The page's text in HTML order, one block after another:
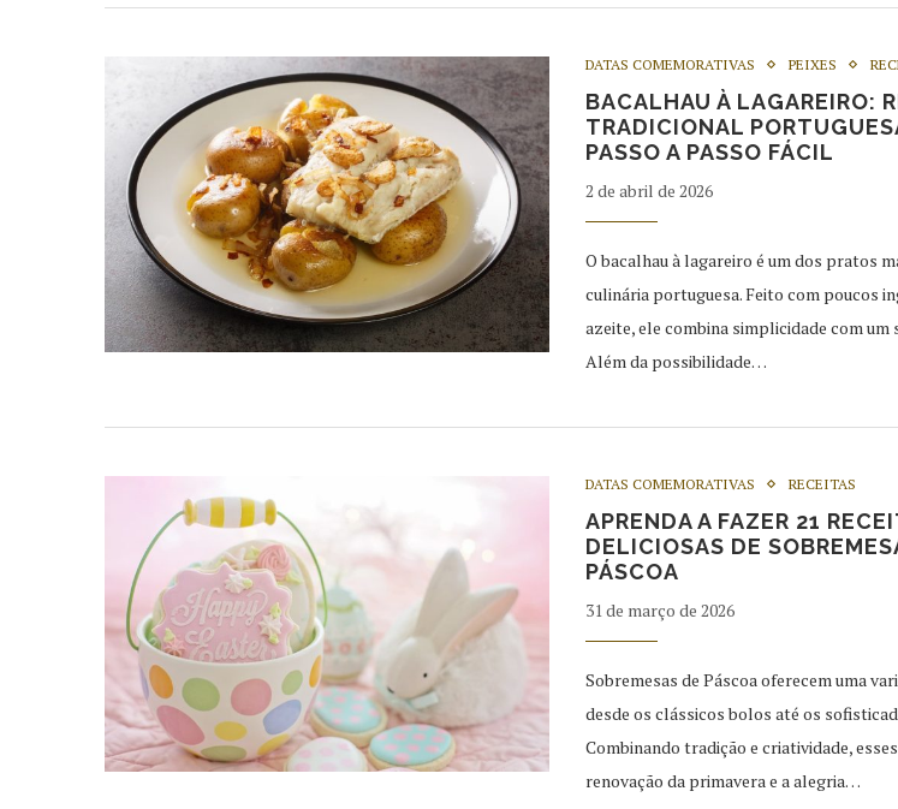
DATAS COMEMORATIVAS PEIXES
BACALHAU À LAGAREIRO:
TRADICIONAL
PASSO A PASSO FÁCIL
2 de abril de 2026
O bacalhau à lagareiro é um dos pratos
culinária portuguesa. Feito com poucos
azeite, ele combina simplicidade com um
Além da possibilidade…
DATAS COMEMORATIVAS RECEITAS
APRENDA A FAZER 21
DELICIOSAS DE
PÁSCOA
31 de março de 2026
Sobremesas de Páscoa oferecem uma
desde os clássicos bolos até os
Combinando tradição e criatividade,
renovação da primavera e a alegria…